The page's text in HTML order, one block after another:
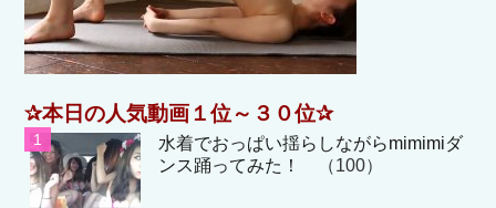
✰本日の人気動画１位～３０位✰
水着でおっぱい揺らしながらmimimiダ
ンス踊ってみた！
（100）